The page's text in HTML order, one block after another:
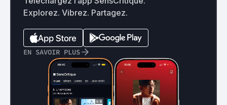
Explorez. Vibrez. Partagez.
EN SAVOIR PLUS